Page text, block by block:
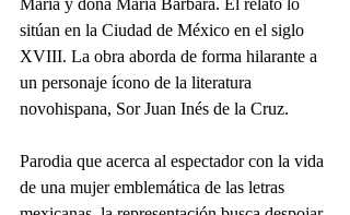
María y doña María Bárbara. El relato lo
sitúan en la Ciudad de México en el siglo
XVIII. La obra aborda de forma hilarante a
un personaje ícono de la literatura
novohispana, Sor Juan Inés de la Cruz.
Parodia que acerca al espectador con la vida
de una mujer emblemática de las letras